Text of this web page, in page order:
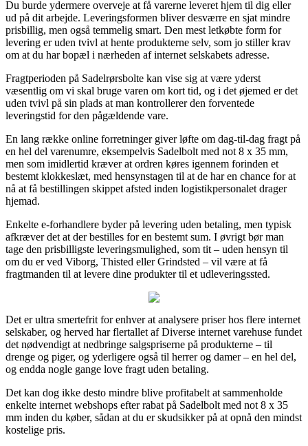
Du burde ydermere overveje at få varerne leveret hjem til dig eller
ud på dit arbejde. Leveringsformen bliver desværre en sjat mindre
prisbillig, men også temmelig smart. Den mest letkøbte form for
levering er uden tvivl at hente produkterne selv, som jo stiller krav
om at du har bopæl i nærheden af internet selskabets adresse.
Fragtperioden på Sadelrørsbolte kan vise sig at være yderst
væsentlig om vi skal bruge varen om kort tid, og i det øjemed er det
uden tvivl på sin plads at man kontrollerer den forventede
leveringstid for den pågældende vare.
En lang række online forretninger giver løfte om dag-til-dag fragt på
en hel del varenumre, eksempelvis Sadelbolt med not 8 x 35 mm,
men som imidlertid kræver at ordren køres igennem forinden et
bestemt klokkeslæt, med hensynstagen til at de har en chance for at
nå at få bestillingen skippet afsted inden logistikpersonalet drager
hjemad.
Enkelte e-forhandlere byder på levering uden betaling, men typisk
afkræver det at der bestilles for en bestemt sum. I øvrigt bør man
tage den prisbilligste leveringsmulighed, som tit – uden hensyn til
om du er ved Viborg, Thisted eller Grindsted – vil være at få
fragtmanden til at levere dine produkter til et udleveringssted.
Det er ultra smertefrit for enhver at analysere priser hos flere internet
selskaber, og herved har flertallet af Diverse internet varehuse fundet
det nødvendigt at nedbringe salgspriserne på produkterne – til
drenge og piger, og yderligere også til herrer og damer – en hel del,
og endda nogle gange love fragt uden betaling.
Det kan dog ikke desto mindre blive profitabelt at sammenholde
enkelte internet webshops efter rabat på Sadelbolt med not 8 x 35
mm inden du køber, sådan at du er skudsikker på at opnå den mindst
kostelige pris.